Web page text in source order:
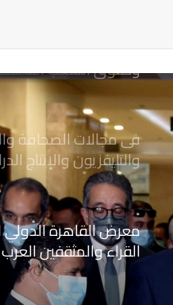
فى مجالات الصحافة
والتليفزيون والإنتاج
الرقمي
معرض القاهرة الدولي
القراء والمثقفين العرب
بعد انتهاء المدة
الاشتراك بمشروع العلاج
الصحفيين المصريين